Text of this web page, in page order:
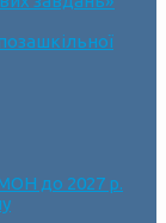
до 2027 р.